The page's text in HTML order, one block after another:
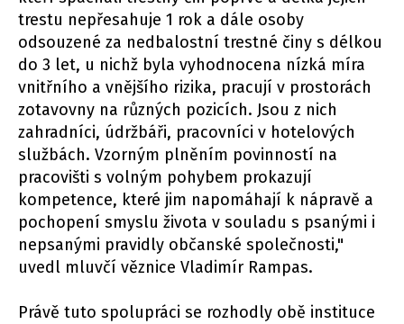
trestu nepřesahuje 1 rok a dále osoby
odsouzené za nedbalostní trestné činy s délkou
do 3 let, u nichž byla vyhodnocena nízká míra
vnitřního a vnějšího rizika, pracují v prostorách
zotavovny na různých pozicích. Jsou z nich
zahradníci, údržbáři, pracovníci v hotelových
službách. Vzorným plněním povinností na
pracovišti s volným pohybem prokazují
kompetence, které jim napomáhají k nápravě a
pochopení smyslu života v souladu s psanými i
nepsanými pravidly občanské společnosti,"
uvedl mluvčí věznice Vladimír Rampas.
Právě tuto spolupráci se rozhodly obě instituce